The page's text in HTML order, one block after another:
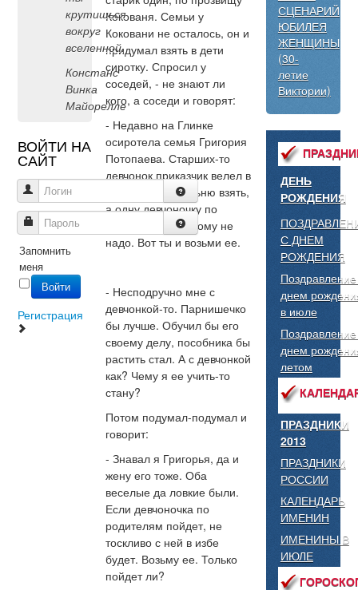
Кокованя. Семьи у
Коковани не осталось, он и
придумал взять в дети
сиротку. Спросил у
соседей, - не знают ли
кого, а соседи и говорят:
- Недавно на Глинке
осиротела семья Григория
Потопаева. Старших-то
девчонок приказчик велел в
барскую рукодельню взять,
а одну девчоночку по
шестому году никому не
надо. Вот ты и возьми ее.
- Несподручно мне с
девчонкой-то. Парнишечко
бы лучше. Обучил бы его
своему делу, пособника бы
растить стал. А с девчонкой
как? Чему я ее учить-то
стану?
Потом подумал-подумал и
говорит:
- Знавал я Григорья, да и
жену его тоже. Оба
веселые да ловкие были.
Если девчоночка по
родителям пойдет, не
тоскливо с ней в избе
будет. Возьму ее. Только
пойдет ли?
крутишься
вокруг
вселенной.
Констанс
Винка
Майорелле
ВОЙТИ НА
САЙТ
Логин
Пароль
Запомнить
меня
Войти
Регистрация
СЦЕНАРИЙ
ЮБИЛЕЯ
ЖЕНЩИНЫ
(30-
летие
Виктории)
ДЕНЬ
РОЖДЕНИЯ
С ДНЕМ
РОЖДЕНИЯ
днем
в июле
днем
летом
ПРАЗДНИКИ
2013
ПРАЗДНИКИ
РОССИИ
КАЛЕНДАРЬ
ИМЕНИН
ИМЕНИНЫ В
ИЮЛЕ